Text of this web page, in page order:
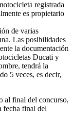
registrada
es propietario
de varias
Las posibilidades
la documentación
Ducati y
tendrá la
5 veces, es decir,
al final del concurso,
fecha final del